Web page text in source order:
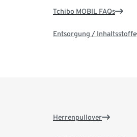
Tchibo MOBIL FAQs
Entsorgung / Inhaltsstoffe
Herrenpullover